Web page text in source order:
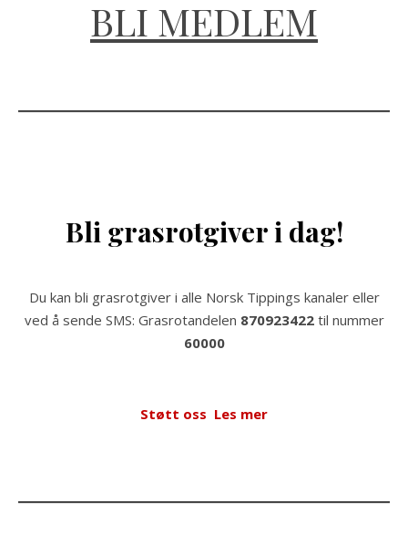
BLI MEDLEM
Bli grasrotgiver i dag!
Du kan bli grasrotgiver i alle Norsk Tippings kanaler eller
ved å sende SMS: Grasrotandelen 870923422til nummer
60000
Støtt oss Les mer